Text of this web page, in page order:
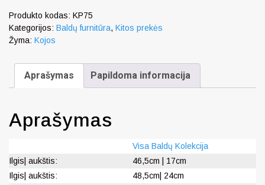
Produkto kodas: KP75
Kategorijos: Baldų furnitūra, Kitos prekės
Žyma: Kojos
Aprašymas Papildoma informacija
Aprašymas
Visa Baldų Kolekcija
Ilgis| aukštis:
46,5cm | 17cm
Ilgis| aukštis:
48,5cm| 24cm